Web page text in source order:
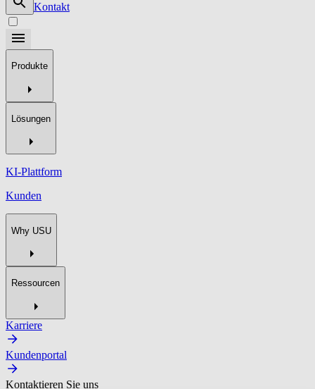
Kontakt
Produkte
Lösungen
KI-Plattform
Kunden
Why USU
Ressourcen
Karriere
Kundenportal
Kontaktieren Sie uns